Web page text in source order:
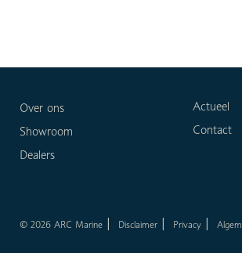
Over ons
Showroom
Dealers
Actueel
Contact
© 2026 ARC Marine Disclaimer Privacy